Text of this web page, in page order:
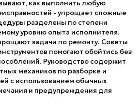
как выполнить любую
- упрощает сложные
разделены по степени
уровню опыта исполнителя.
задачи по ремонту. Советы
помогают обойтись без
Руководство содержит
механиков по разборке и
с использованием обычных
и предупреждения для